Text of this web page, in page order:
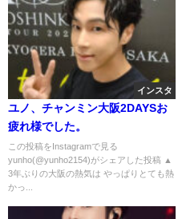
インスタ
ユノ、チャンミン大阪2DAYSお
疲れ様でした。
この投稿をInstagramで見る
yunho(@yunho2154)がシェアした投稿 ▲
3年ぶりの大阪の熱気は やっぱりとても熱
かっ...